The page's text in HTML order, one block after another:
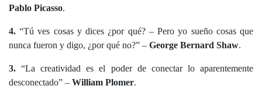
Pablo Picasso.
4. “Tú ves cosas y dices ¿por qué? – Pero yo sueño cosas que
nunca fueron y digo, ¿por qué no?” – George Bernard Shaw.
3. “La creatividad es el poder de conectar lo aparentemente
desconectado” – William Plomer.